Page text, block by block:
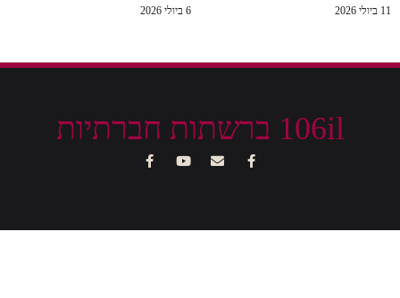
11 ביולי 2026 6 ביולי 2026
106il ברשתות חברתיות